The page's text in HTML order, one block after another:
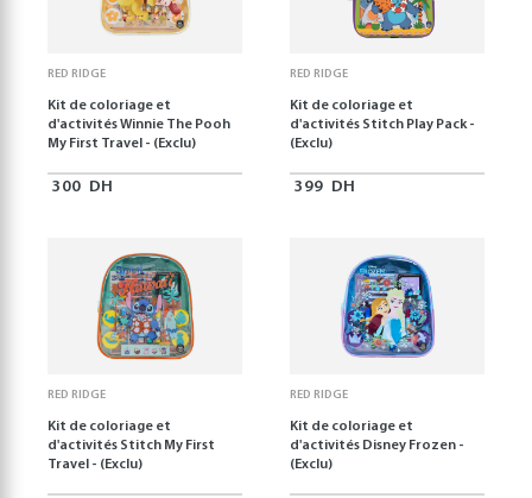
RED RIDGE
Kit de coloriage et
d'activités Winnie The Pooh
My First Travel - (Exclu)
300 DH
RED RIDGE
Kit de coloriage et
d'activités Stitch Play Pack -
(Exclu)
399 DH
RED RIDGE
Kit de coloriage et
d'activités Stitch My First
Travel - (Exclu)
RED RIDGE
Kit de coloriage et
d'activités Disney Frozen -
(Exclu)